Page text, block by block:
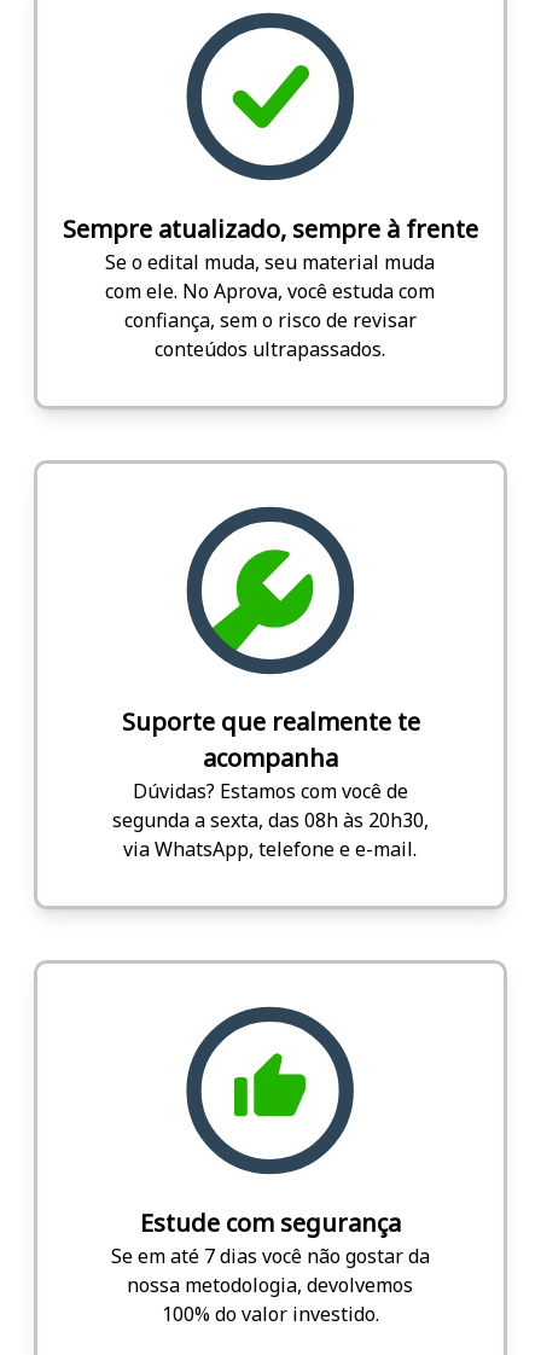
Sempre atualizado, sempre à frente
Se o edital muda, seu material muda
com ele. No Aprova, você estuda com
confiança, sem o risco de revisar
conteúdos ultrapassados.
Suporte que realmente te
acompanha
Dúvidas? Estamos com você de
segunda a sexta, das 08h às 20h30,
via WhatsApp, telefone e e-mail.
Estude com segurança
Se em até 7 dias você não gostar da
nossa metodologia, devolvemos
100% do valor investido.